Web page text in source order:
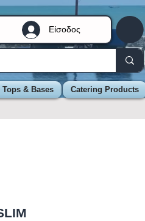
Είσοδος
Tops & Bases Catering Products